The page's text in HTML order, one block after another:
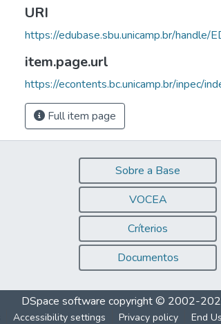
URI
https://edubase.sbu.unicamp.br/handle/
item.page.url
https://econtents.bc.unicamp.br/inpec/
Full item page
Sobre a Base
VOCEA
Críterios
Documentos
DSpace software copyright © 2002-
Accessibility settings Privacy policy End